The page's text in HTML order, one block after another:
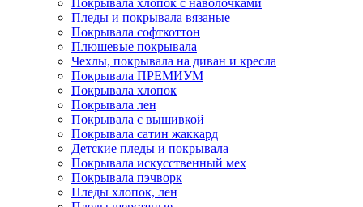
Покрывала хлопок с наволочками
Пледы и покрывала вязаные
Покрывала софткоттон
Плюшевые покрывала
Чехлы, покрывала на диван и кресла
Покрывала ПРЕМИУМ
Покрывала хлопок
Покрывала лен
Покрывала с вышивкой
Покрывала сатин жаккард
Детские пледы и покрывала
Покрывала искусственный мех
Покрывала пэчворк
Пледы хлопок, лен